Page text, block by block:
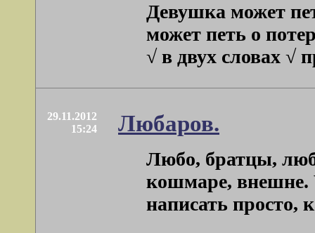
Девушка может
может петь о
√ в двух словах √
29.11.2012
15:24
Любаров.
Любо, братцы,
кошмаре, внешне.
написать просто,